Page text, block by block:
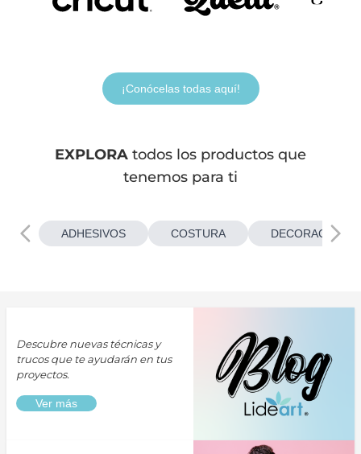
¡Conócelas todas aquí!
EXPLORA todos los productos que
tenemos para ti
ADHESIVOS COSTURA
Descubre nuevas técnicas y
trucos que te ayudarán en tus
proyectos.
Ver más